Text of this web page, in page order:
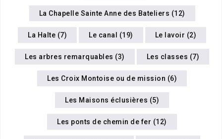
La Chapelle Sainte Anne des Bateliers (12)
La Halte (7) Le canal (19) Le lavoir (2)
Les arbres remarquables (3) Les classes (7)
Les Croix Montoise ou de mission (6)
Les Maisons éclusières (5)
Les ponts de chemin de fer (12)